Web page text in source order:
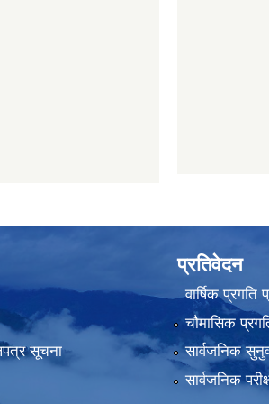
सूचना
प्रतिवेदन
वार्षिक प्रगति
चौमासिक
सार्वजनिक
सार्वजनिक